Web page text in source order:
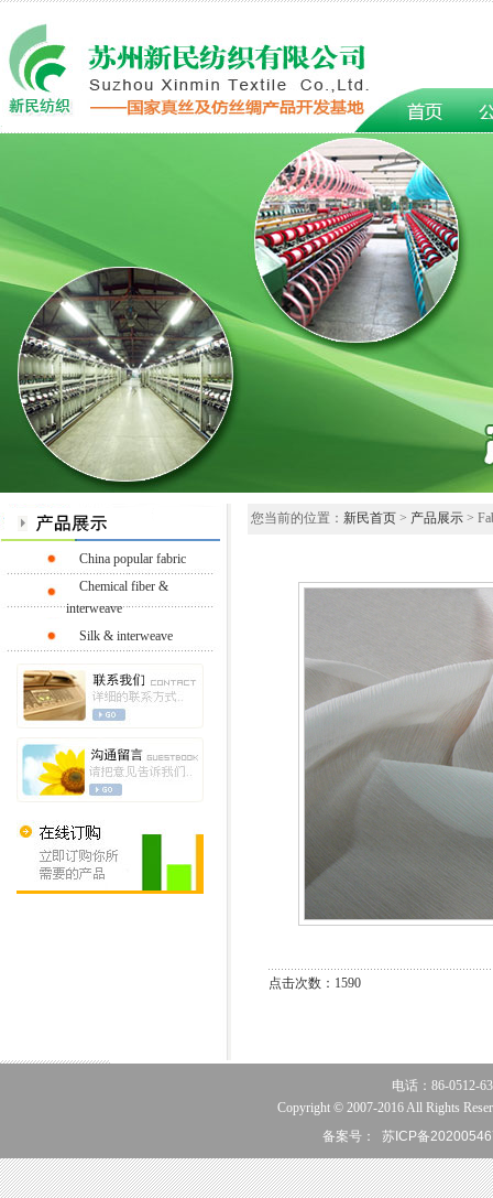
China popular fabric
Chemical fiber &
interweave
Silk & interweave
您当前的位置： 新民首页 > 产品展示 >
点击次数：1590
电话：86-0512-
Copyright © 2007-2016 All Rights
备案号：
苏ICP备